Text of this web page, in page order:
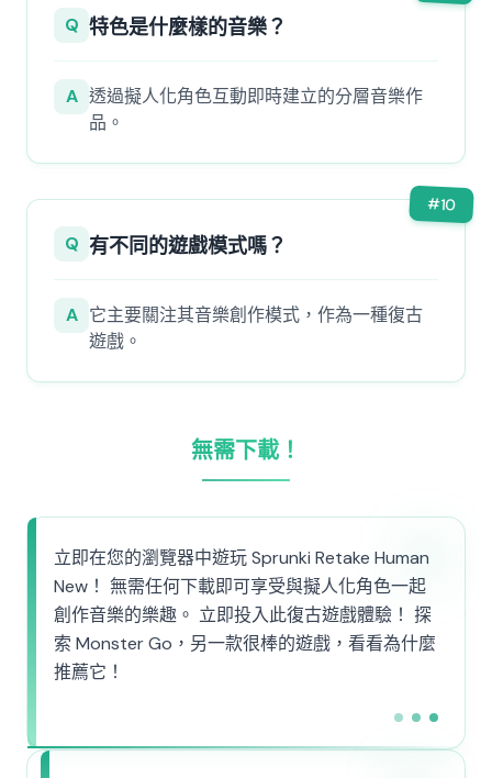
Q 特色是什麼樣的音樂？
A 透過擬人化角色互動即時建立的分層音樂作
品。
#10
Q 有不同的遊戲模式嗎？
A 它主要關注其音樂創作模式，作為一種復古
遊戲。
無需下載！
立即在您的瀏覽器中遊玩 Sprunki Retake Human
New！ 無需任何下載即可享受與擬人化角色一起
創作音樂的樂趣。 立即投入此復古遊戲體驗！ 探
索 Monster Go，另一款很棒的遊戲，看看為什麼
推薦它！